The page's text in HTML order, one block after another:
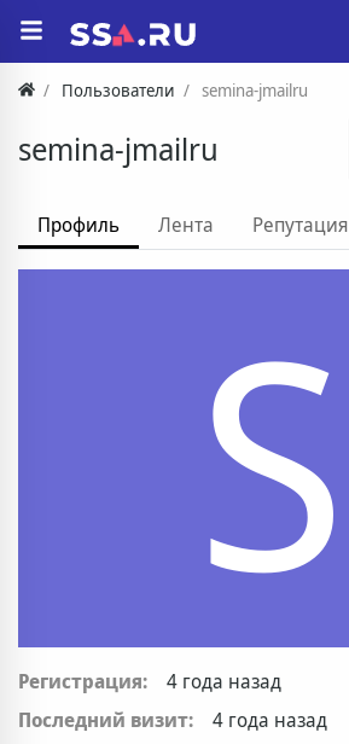
Пользователи semina-jmailru
semina-jmailru
Профиль Лента Репутация
S
Регистрация:
4 года назад
Последний визит:
4 года назад